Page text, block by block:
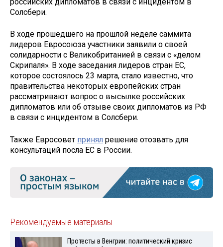
Солсбери.
В ходе прошедшего на прошлой неделе саммита
лидеров Евросоюза участники заявили о своей
солидарности с Великобританией в связи с «делом
Скрипаля». В ходе заседания лидеров стран ЕС,
которое состоялось 23 марта, стало известно, что
правительства некоторых европейских стран
рассматривают вопрос о высылке российских
дипломатов или об отзыве своих дипломатов из РФ
в связи с инцидентом в Солсбери.
Также Евросовет принял решение отозвать для
консультаций посла ЕС в России.
Рекомендуемые материалы
Протесты в Венгрии: политический кризис